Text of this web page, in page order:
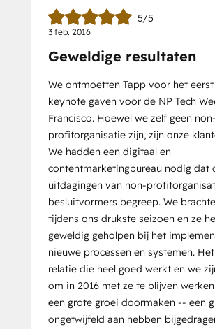
5/5
3 feb. 2016
Geweldige resultaten
We ontmoetten Tapp voor het
keynote gaven voor de NP Tech
Francisco. Hoewel we zelf geen non-
profitorganisatie zijn, zijn onze
We hadden een digitaal en
contentmarketingbureau nodig dat
uitdagingen van non-
besluitvormers begreep. We
tijdens ons drukste seizoen en ze
geweldig geholpen bij het
nieuwe processen en systemen.
relatie die heel goed werkt en we
om in 2016 met ze te blijven
een grote groei doormaken -- een
ongetwijfeld aan hebben